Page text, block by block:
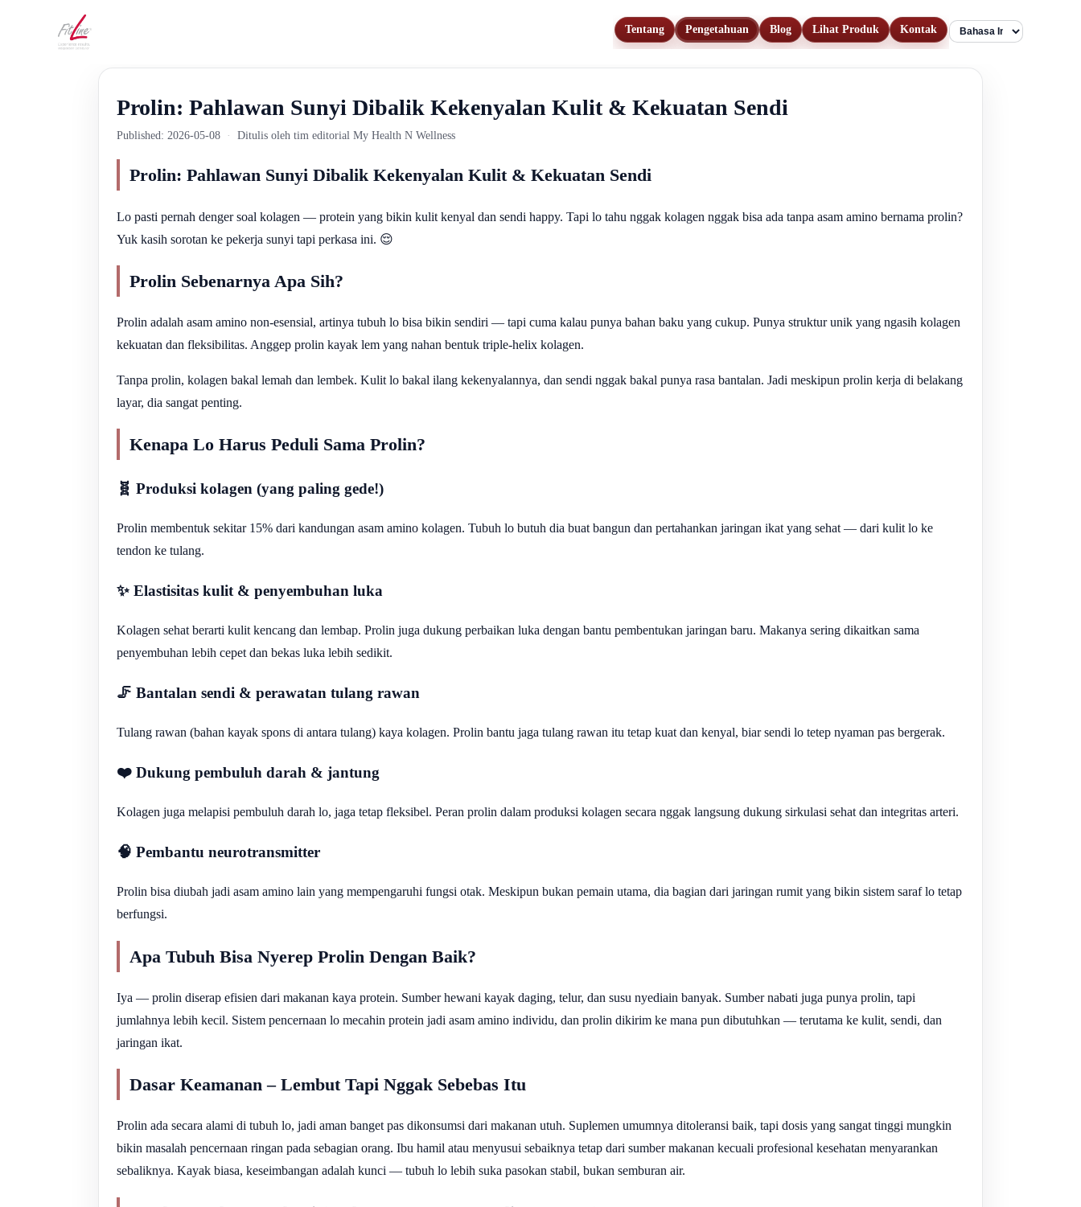
Tentang Pengetahuan Blog Lihat Produk
Kontak
Language
Prolin: Pahlawan Sunyi Dibalik Kekenyalan Kulit & Kekuatan Sendi
Published: 2026-05-08 · Ditulis oleh tim editorial My Health N Wellness
Prolin: Pahlawan Sunyi Dibalik Kekenyalan Kulit & Kekuatan Sendi
Lo pasti pernah denger soal kolagen — protein yang bikin kulit kenyal dan sendi happy. Tapi lo tahu nggak kolagen nggak bisa ada tanpa asam amino bernama prolin?
Yuk kasih sorotan ke pekerja sunyi tapi perkasa ini. 😌
Prolin Sebenarnya Apa Sih?
Prolin adalah asam amino non-esensial, artinya tubuh lo bisa bikin sendiri — tapi cuma kalau punya bahan baku yang cukup. Punya struktur unik yang ngasih kolagen
kekuatan dan fleksibilitas. Anggep prolin kayak lem yang nahan bentuk triple-helix kolagen.
Tanpa prolin, kolagen bakal lemah dan lembek. Kulit lo bakal ilang kekenyalannya, dan sendi nggak bakal punya rasa bantalan. Jadi meskipun prolin kerja di belakang
layar, dia sangat penting.
Kenapa Lo Harus Peduli Sama Prolin?
🧬 Produksi kolagen (yang paling gede!)
Prolin membentuk sekitar 15% dari kandungan asam amino kolagen. Tubuh lo butuh dia buat bangun dan pertahankan jaringan ikat yang sehat — dari kulit lo ke
tendon ke tulang.
✨ Elastisitas kulit & penyembuhan luka
Kolagen sehat berarti kulit kencang dan lembap. Prolin juga dukung perbaikan luka dengan bantu pembentukan jaringan baru. Makanya sering dikaitkan sama
penyembuhan lebih cepet dan bekas luka lebih sedikit.
🦵 Bantalan sendi & perawatan tulang rawan
Tulang rawan (bahan kayak spons di antara tulang) kaya kolagen. Prolin bantu jaga tulang rawan itu tetap kuat dan kenyal, biar sendi lo tetep nyaman pas bergerak.
❤️ Dukung pembuluh darah & jantung
Kolagen juga melapisi pembuluh darah lo, jaga tetap fleksibel. Peran prolin dalam produksi kolagen secara nggak langsung dukung sirkulasi sehat dan integritas arteri.
🧠 Pembantu neurotransmitter
Prolin bisa diubah jadi asam amino lain yang mempengaruhi fungsi otak. Meskipun bukan pemain utama, dia bagian dari jaringan rumit yang bikin sistem saraf lo tetap
berfungsi.
Apa Tubuh Bisa Nyerep Prolin Dengan Baik?
Iya — prolin diserap efisien dari makanan kaya protein. Sumber hewani kayak daging, telur, dan susu nyediain banyak. Sumber nabati juga punya prolin, tapi
jumlahnya lebih kecil. Sistem pencernaan lo mecahin protein jadi asam amino individu, dan prolin dikirim ke mana pun dibutuhkan — terutama ke kulit, sendi, dan
jaringan ikat.
Dasar Keamanan – Lembut Tapi Nggak Sebebas Itu
Prolin ada secara alami di tubuh lo, jadi aman banget pas dikonsumsi dari makanan utuh. Suplemen umumnya ditoleransi baik, tapi dosis yang sangat tinggi mungkin
bikin masalah pencernaan ringan pada sebagian orang. Ibu hamil atau menyusui sebaiknya tetap dari sumber makanan kecuali profesional kesehatan menyarankan
sebaliknya. Kayak biasa, keseimbangan adalah kunci — tubuh lo lebih suka pasokan stabil, bukan semburan air.